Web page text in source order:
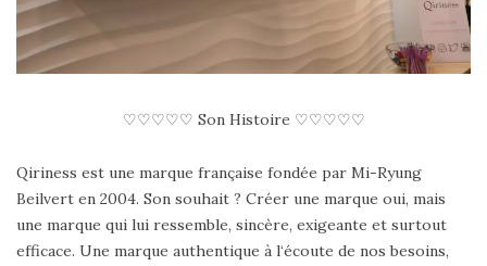
♡♡♡♡♡ Son Histoire ♡♡♡♡♡
Qiriness est une marque française fondée par Mi-Ryung
Beilvert en 2004. Son souhait ? Créer une marque oui, mais
une marque qui lui ressemble, sincère, exigeante et surtout
efficace. Une marque authentique à l‘écoute de nos besoins,